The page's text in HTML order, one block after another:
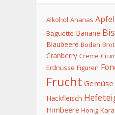
Alkohol Ananas Apfel
Baguette Banane
Blaubeere Boden Brot
Cranberry Creme
Erdnüsse Figuren
Frucht Gemüse
Hackfleisch
Himbeere Honig